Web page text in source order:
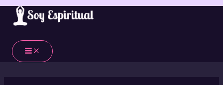
Ir
contenido